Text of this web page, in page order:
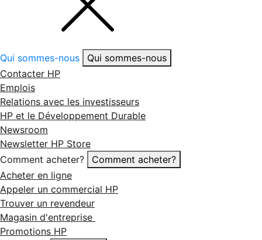
Qui sommes-nous
Qui sommes-nous
Contacter HP
Emplois
Relations avec les investisseurs
HP et le Développement Durable
Newsroom
Newsletter HP Store
Comment acheter?
Comment acheter?
Acheter en ligne
Appeler un commercial HP
Trouver un revendeur
Magasin d'entreprise
Promotions HP